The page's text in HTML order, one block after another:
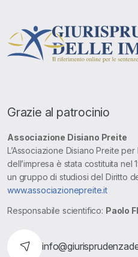
Grazie al patrocinio
Associazione Disiano Preite
L’Associazione Disiano Preite
dell’impresa è stata costituita nel
un gruppo di studiosi del Diritto
www.associazionepreite.it
Responsabile scientifico: Paolo